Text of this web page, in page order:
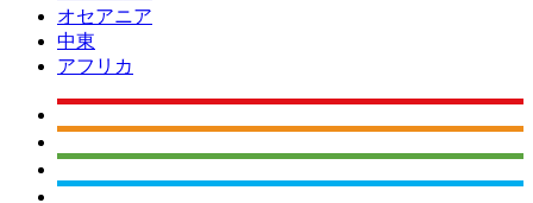
オセアニア
中東
アフリカ